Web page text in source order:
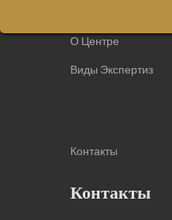
О Центре
Виды Экспертиз
Контакты
Контакты